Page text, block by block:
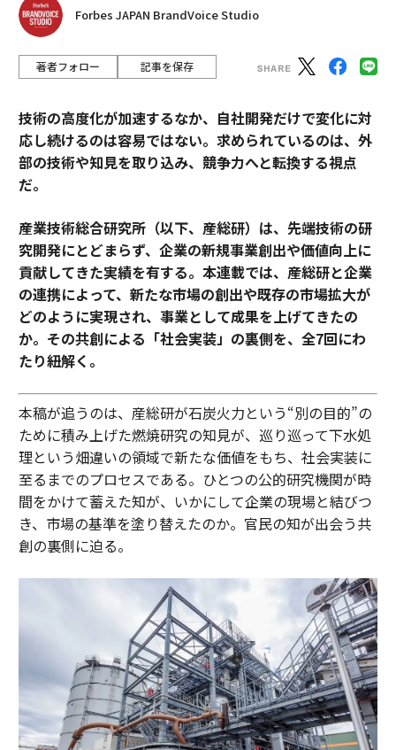
Forbes JAPAN BrandVoice Studio
著者フォロー 記事を保存
技術の高度化が加速するなか、自社開発だけで変化に対
応し続けるのは容易ではない。求められているのは、外
部の技術や知見を取り込み、競争力へと転換する視点
だ。
産業技術総合研究所（以下、産総研）は、先端技術の研
究開発にとどまらず、企業の新規事業創出や価値向上に
貢献してきた実績を有する。本連載では、産総研と企業
の連携によって、新たな市場の創出や既存の市場拡大が
どのように実現され、事業として成果を上げてきたの
か。その共創による「社会実装」の裏側を、全7回にわ
たり紐解く。
本稿が追うのは、産総研が石炭火力という“別の目的”の
ために積み上げた燃焼研究の知見が、巡り巡って下水処
理という畑違いの領域で新たな価値をもち、社会実装に
至るまでのプロセスである。ひとつの公的研究機関が時
間をかけて蓄えた知が、いかにして企業の現場と結びつ
き、市場の基準を塗り替えたのか。官民の知が出会う共
創の裏側に迫る。